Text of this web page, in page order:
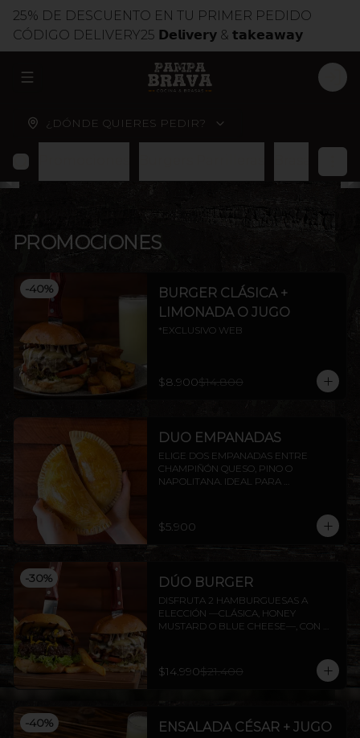
25% DE DESCUENTO EN TU PRIMER PEDIDO
CÓDIGO DELIVERY25 𝗗𝗲𝗹𝗶𝘃𝗲𝗿𝘆 & 𝘁𝗮𝗸𝗲𝗮𝘄𝗮𝘆
ABRIR MENU DE NAVEGACIÓN
¿DÓNDE QUIERES PEDIR?
PROMOCIONES
-40%
BURGER CLÁSICA +
LIMONADA O JUGO
*EXCLUSIVO WEB
$8.900$14.800
DUO EMPANADAS
ELIGE DOS EMPANADAS ENTRE
CHAMPIÑÓN QUESO, PINO O
NAPOLITANA. IDEAL PARA
$5.900
-30% DÚO BURGER
DISFRUTA 2 HAMBURGUESAS A
ELECCIÓN —CLÁSICA, HONEY
MUSTARD O BLUE CHEESE—, CON
$14.990$21.400
-40%
ENSALADA CÉSAR + JUGO